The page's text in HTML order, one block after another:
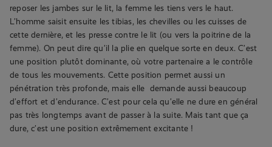
reposer les jambes sur le lit, la femme les tiens vers le haut.
L’homme saisit ensuite les tibias, les chevilles ou les cuisses de
cette dernière, et les presse contre le lit (ou vers la poitrine de la
femme). On peut dire qu’il la plie en quelque sorte en deux. C’est
une position plutôt dominante, où votre partenaire a le contrôle
de tous les mouvements. Cette position permet aussi un
pénétration très profonde, mais elle demande aussi beaucoup
d’effort et d’endurance. C’est pour cela qu’elle ne dure en général
pas très longtemps avant de passer à la suite. Mais tant que ça
dure, c’est une position extrêmement excitante !